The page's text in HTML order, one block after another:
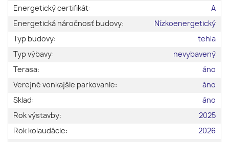
Energetický certifikát:
A
Energetická náročnosť budovy:
Nízkoenergetický
Typ budovy:
tehla
Typ výbavy:
nevybavený
Terasa:
áno
Verejné vonkajšie parkovanie:
áno
Sklad:
áno
Rok výstavby:
2025
Rok kolaudácie:
2026